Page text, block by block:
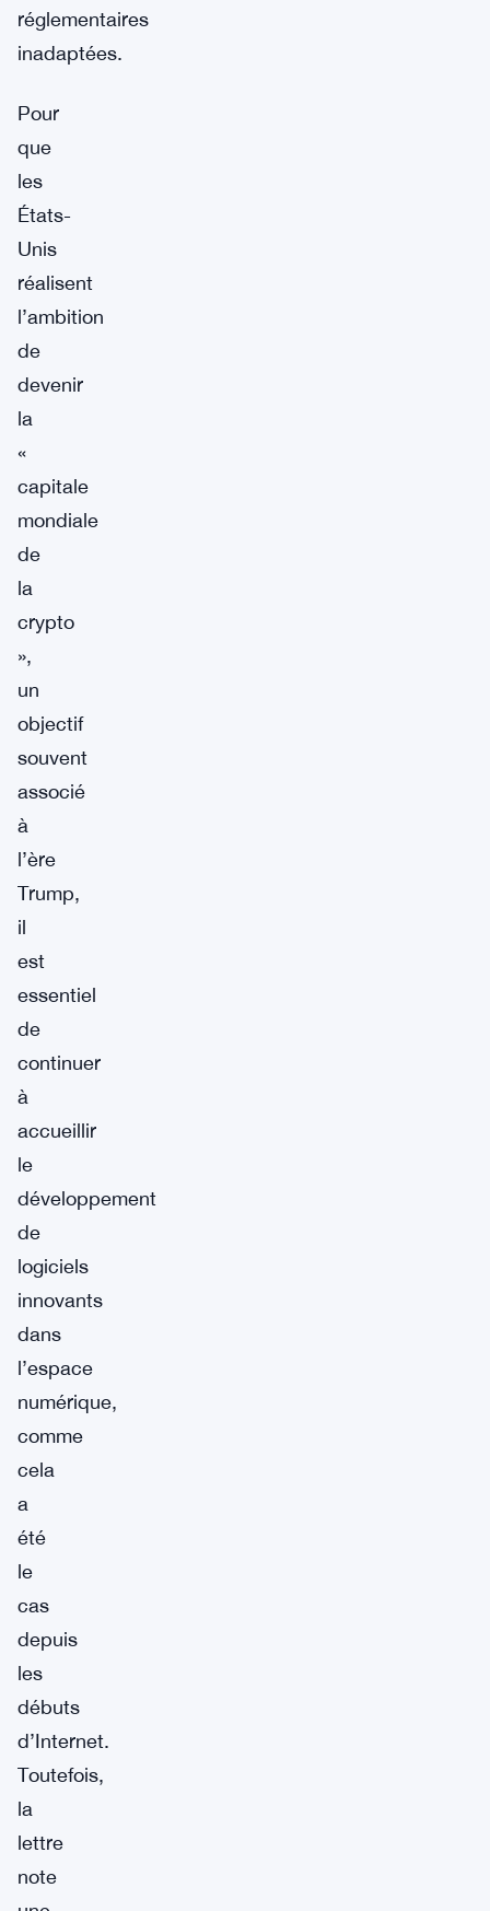
réglementaires
inadaptées.
Pour
que
les
États-
Unis
réalisent
l’ambition
de
devenir
la
«
capitale
mondiale
de
la
crypto
»,
un
objectif
souvent
associé
à
l’ère
Trump,
il
est
essentiel
de
continuer
à
accueillir
le
développement
de
logiciels
innovants
dans
l’espace
numérique,
comme
cela
a
été
le
cas
depuis
les
débuts
d’Internet.
Toutefois,
la
lettre
note